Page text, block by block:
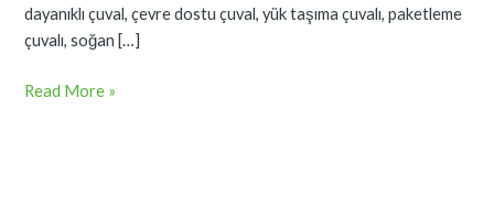
dayanıklı çuval, çevre dostu çuval, yük taşıma çuvalı, paketleme
çuvalı, soğan […]
Read More »